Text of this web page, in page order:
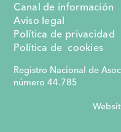
Registro Nacional de
número 44.785
Canal de información
Aviso legal
Política de privacidad
Política de cookies